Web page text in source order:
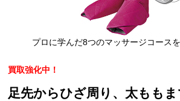
プロに学んだ8つのマッサージコース
買取強化中！
足先からひざ周り、太もも